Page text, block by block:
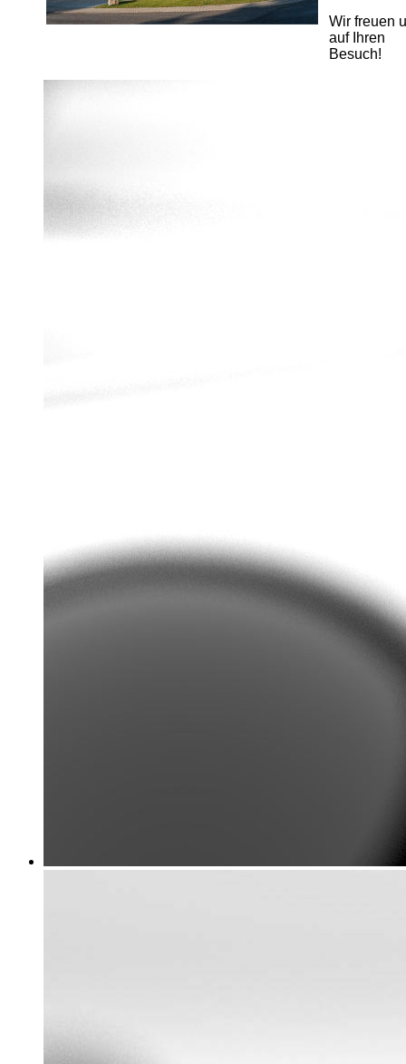
Wir freuen
auf Ihren
Besuch!